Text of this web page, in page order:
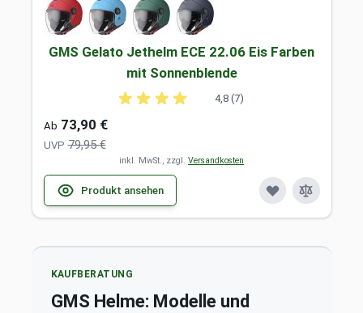
GMS Gelato Jethelm ECE 22.06 Eis Farben
mit Sonnenblende
4,8 (7)
Ab 73,90 €
UVP 79,95 €
inkl. MwSt., zzgl. Versandkosten
Produkt ansehen
KAUFBERATUNG
GMS Helme: Modelle und